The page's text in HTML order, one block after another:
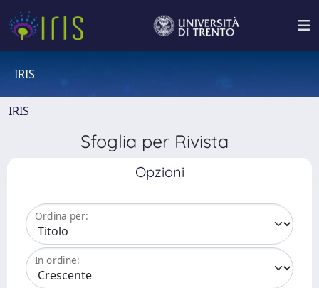
IRIS
IRIS
Sfoglia per Rivista
Opzioni
Ordina per:
In ordine: